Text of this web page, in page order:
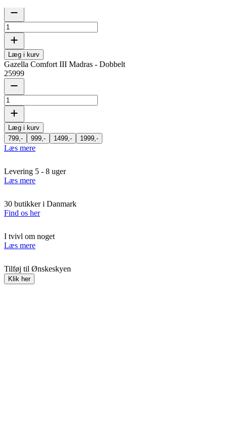
Læg i kurv
Gazella Comfort III Madras - Dobbelt
25999
Læg i kurv
799,-
999,- 1499,- 1999,-
Læs mere
Levering 5 - 8 uger
Læs mere
30 butikker i Danmark
Find os her
I tvivl om noget
Læs mere
Tilføj til Ønskeskyen
Klik her